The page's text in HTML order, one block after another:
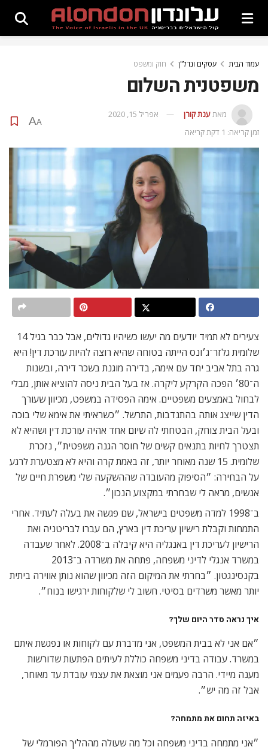
עמוד הבית עסקים ונדל"ן חוק ומשפט
משפטנית השלום
מאתענת קורן
אפריל 15, 2020
זמן קריאה: 1 דקת קריאה
A
A
צעירים לא תמיד יודעים מה יעשו כשיהיו גדולים, אבל כבר בגיל 14
שלומית גלזר־ג׳ונס הייתה בטוחה שהיא רוצה להיות עורכת דין! היא
גרה בתל אביב יחד עם אימה, בדירה מוגנת בשכר דירה, ובשנות
ה־80׳ הפכה הקרקע ליקרה. אז בעל הבית ניסה להוציא אותן, מבלי
לבחול באמצעים משפטיים. אימה הפסידה במשפט, מכיוון שעורך
הדין שייצג אותה בהתנדבות, התרשל. ״כשראיתי את אימא שלי בוכה
ובעל הבית צוחק, הבטחתי לה שיום אחד אהיה עורכת דין ושהיא לא
תצטרך לחיות בתנאים קשים של חוסר הגנה משפטית״, נזכרת
שלומית. 15 שנה מאוחר יותר, זה באמת קרה והיא לא מצטערת לרגע
על הבחירה: ״הסיפוק מהעובדה שההשקעה שלי משפרת חיים של
אנשים, מראה לי שבחרתי במקצוע הנכון״.
ב־1998 למדה משפטים בישראל, שם פגשה את בעלה לעתיד. אחרי
התמחות וקבלת רישיון עריכת דין בארץ, הם עברו לבריטניה ואת
הרישיון לעריכת דין באנגליה היא קיבלה ב־2008. לאחר שעבדה
במשרד אנגלי לדיני משפחה, פתחה את משרדה ב־2013
בקנסינגטון. ״בחרתי את המיקום הזה מכיוון שהוא נותן אווירה ביתית
יותר מאשר משרדים בסיטי. חשוב לי שלקוחות ירגישו בנוח״.
איך נראה סדר היום שלך?
״אם אני לא בבית המשפט, אני מדברת עם לקוחות או נפגשת איתם
במשרד. עבודה בדיני משפחה כוללת לעיתים הפתעות שדורשות
מענה מיידי. הרבה פעמים אני מוצאת את עצמי עובדת עד מאוחר,
אבל זה מה יש״.
באיזה תחום את מתמחה?
״אני מתמחה בדיני משפחה וכל מה שעולה מההליך הפורמלי של